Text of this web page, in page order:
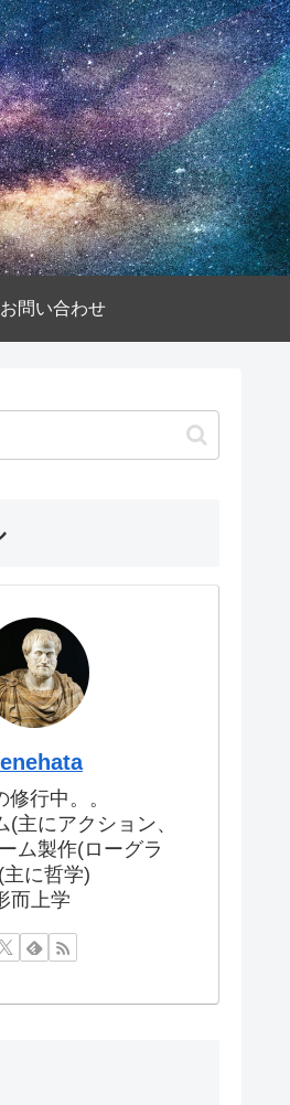
お問い合わせ
行中。。
(主にアクション、
ム製作(ローグラ
に哲学)
而上学